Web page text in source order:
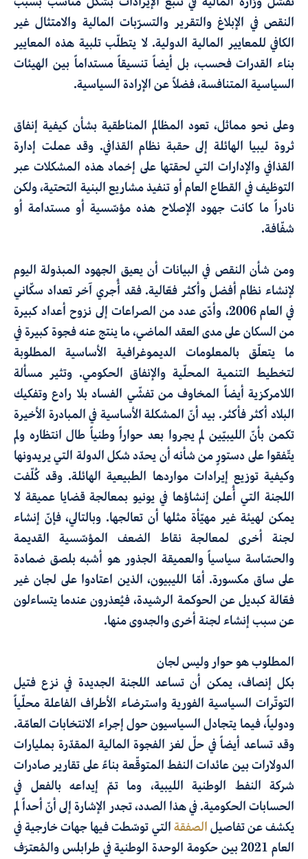
النقص في الإبلاغ والتقرير والتسرّبات المالية والامتثال غير
الكافي للمعايير المالية الدولية. لا يتطلّب تلبية هذه المعايير
بناء القدرات فحسب، بل أيضاً تنسيقاً مستداماً بين الهيئات
السياسية المتنافسة، فضلاً عن الإرادة السياسية.
وعلى نحو مماثل، تعود المظالم المناطقية بشأن كيفية إنفاق
ثروة ليبيا الهائلة إلى حقبة نظام القذافي. وقد عملت إدارة
القذافي والإدارات التي لحقتها على إخماد هذه المشكلات عبر
التوظيف في القطاع العام أو تنفيذ مشاريع البنية التحتية، ولكن
نادراً ما كانت جهود الإصلاح هذه مؤسّسية أو مستدامة أو
شفّافة.
ومن شأن النقص في البيانات أن يعيق الجهود المبذولة اليوم
لإنشاء نظام أفضل وأكثر فعّالية. فقد أُجري آخر تعداد سكّاني
في العام 2006، وأدّى عدد من الصراعات إلى نزوح أعداد كبيرة
من السكان على مدى العقد الماضي، ما ينتج عنه فجوة كبيرة في
ما يتعلّق بالمعلومات الديموغرافية الأساسية المطلوبة
لتخطيط التنمية المحلّية والإنفاق الحكومي. وتثير مسألة
اللامركزية أيضاً المخاوف من تفشّي الفساد بلا رادع وتفكيك
البلاد أكثر فأكثر. بيد أنّ المشكلة الأساسية في المبادرة الأخيرة
تكمن بأنّ الليبيّين لم يجروا بعد حواراً وطنياً طال انتظاره ولم
يتّفقوا على دستورٍ من شأنه أن يحدّد شكل الدولة التي يريدونها
وكيفية توزيع إيرادات مواردها الطبيعية الهائلة. وقد كُلّفت
اللجنة التي أُعلن إنشاؤها في يونيو بمعالجة قضايا عميقة لا
يمكن لهيئة غير مهيّأة مثلها أن تعالجها. وبالتالي، فإنّ إنشاء
لجنة أخرى لمعالجة نقاط الضعف المؤسّسية القديمة
والحسّاسة سياسياً والعميقة الجذور هو أشبه بلصق ضمادة
على ساق مكسورة. أمّا الليبيون، الذين اعتادوا على لجان غير
فعّالة كبديل عن الحوكمة الرشيدة، فيُعذرون عندما يتساءلون
عن سبب إنشاء لجنة أخرى والجدوى منها.
المطلوب هو حوار وليس لجان
بكل إنصاف، يمكن أن تساعد اللجنة الجديدة في نزع فتيل
التوتّرات السياسية الفورية واسترضاء الأطراف الفاعلة محلّياً
ودولياً، فيما يتجادل السياسيون حول إجراء الانتخابات العامّة.
وقد تساعد أيضاً في حلّ لغز الفجوة المالية المقدّرة بمليارات
الدولارات بين عائدات النفط المتوقّعة بناءً على تقارير صادرات
شركة النفط الوطنية الليبية، وما تمّ إيداعه بالفعل في
الحسابات الحكومية. في هذا الصدد، تجدر الإشارة إلى أنّ أحداً لم
يكشف عن تفاصيل الصفقة التي توسّطت فيها جهات خارجية في
العام 2021 بين حكومة الوحدة الوطنية في طرابلس والمُعترَف